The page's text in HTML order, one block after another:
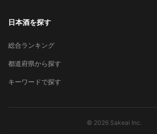
日本酒を探す
総合ランキング
都道府県から探す
キーワードで探す
© 2026 Sakeai Inc.